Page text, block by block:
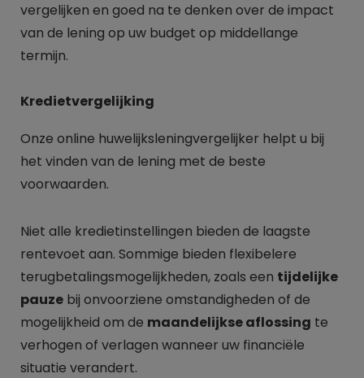
vergelijken en goed na te denken over de impact
van de lening op uw budget op middellange
termijn.
Kredietvergelijking
Onze online huwelijksleningvergelijker helpt u bij
het vinden van de lening met de beste
voorwaarden.
Niet alle kredietinstellingen bieden de laagste
rentevoet aan. Sommige bieden flexibelere
terugbetalingsmogelijkheden, zoals een tijdelijke
pauze bij onvoorziene omstandigheden of de
mogelijkheid om de maandelijkse aflossing te
verhogen of verlagen wanneer uw financiële
situatie verandert.